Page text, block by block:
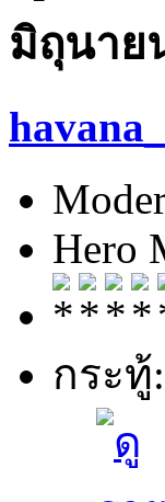
มิถุนาย
Hero
กระทู้